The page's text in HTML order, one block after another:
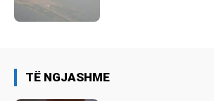
TË NGJASHME